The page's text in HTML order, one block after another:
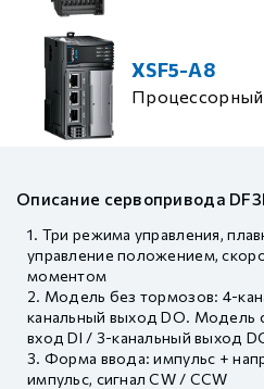
XSF5-A8
Описание сервопривода
Три режима управления,
управление положением,
моментом
Модель без тормозов: 4-
канальный выход DO. Модель
вход DI / 3-канальный выход
Форма ввода: импульс +
импульс, сигнал CW / CCW